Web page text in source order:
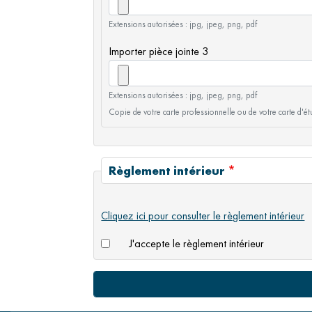
Extensions autorisées : jpg, jpeg, png, pdf
Importer pièce jointe 3
Extensions autorisées : jpg, jpeg, png, pdf
Copie de votre carte professionnelle ou de votre carte
Règlement intérieur
Cliquez ici pour consulter le règlement intérieur
J'accepte le règlement intérieur